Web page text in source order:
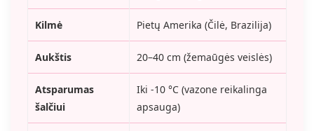
Kilmė Pietų Amerika (Čilė, Brazilija)
Aukštis 20–40 cm (žemaūgės veislės)
Atsparumas
šalčiui
Iki -10 °C (vazone reikalinga
apsauga)